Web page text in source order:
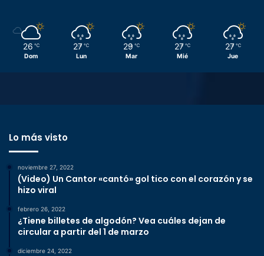
26 ℃
Dom
27 ℃
Lun
29 ℃
Mar
27 ℃
Mié
27 ℃
Jue
Lo más visto
noviembre 27, 2022
(Video) Un Cantor «cantó» gol tico con el corazón y se
hizo viral
febrero 26, 2022
¿Tiene billetes de algodón? Vea cuáles dejan de
circular a partir del 1 de marzo
diciembre 24, 2022